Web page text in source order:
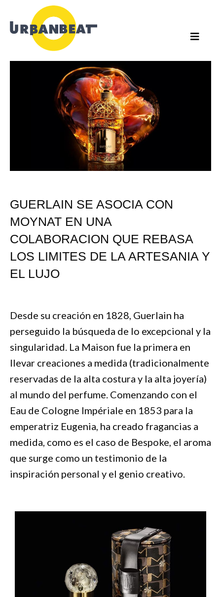
contenido
GUERLAIN SE ASOCIA CON
MOYNAT EN UNA
COLABORACION QUE REBASA
LOS LIMITES DE LA ARTESANIA Y
EL LUJO
Desde su creación en 1828, Guerlain ha
perseguido la búsqueda de lo excepcional y la
singularidad. La Maison fue la primera en
llevar creaciones a medida (tradicionalmente
reservadas de la alta costura y la alta joyería)
al mundo del perfume. Comenzando con el
Eau de Cologne Impériale en 1853 para la
emperatriz Eugenia, ha creado fragancias a
medida, como es el caso de Bespoke, el aroma
que surge como un testimonio de la
inspiración personal y el genio creativo.